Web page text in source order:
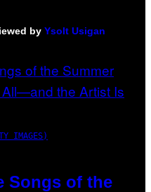
by Ysolt Usigan
IMAGES)
Songs of the